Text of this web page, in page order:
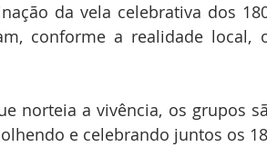
da vela celebrativa dos
conforme a realidade
norteia a vivência, os grupos
e celebrando juntos os